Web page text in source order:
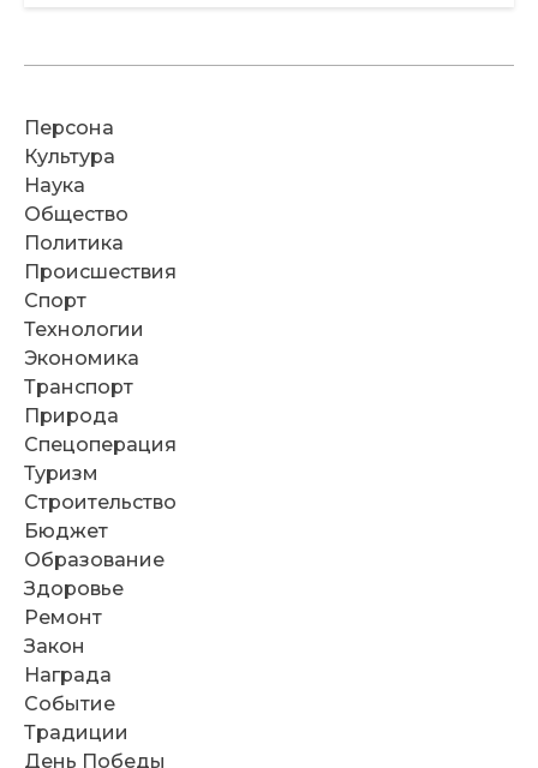
Персона
Культура
Наука
Общество
Политика
Происшествия
Спорт
Технологии
Экономика
Транспорт
Природа
Спецоперация
Туризм
Строительство
Бюджет
Образование
Здоровье
Ремонт
Закон
Награда
Событие
Традиции
День Победы